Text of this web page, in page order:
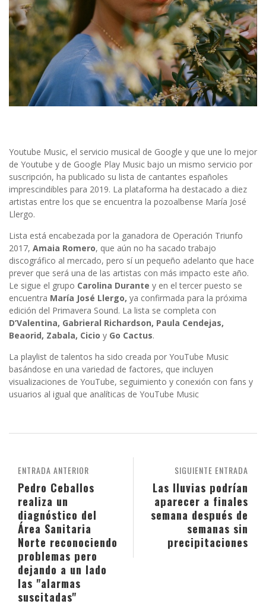
Youtube Music, el servicio musical de Google y que une lo mejor
de Youtube y de Google Play Music bajo un mismo servicio por
suscripción, ha publicado su lista de cantantes españoles
imprescindibles para 2019. La plataforma ha destacado a diez
artistas entre los que se encuentra la pozoalbense María José
Llergo.
Lista está encabezada por la ganadora de Operación Triunfo
2017, Amaia Romero, que aún no ha sacado trabajo
discográfico al mercado, pero sí un pequeño adelanto que hace
prever que será una de las artistas con más impacto este año.
Le sigue el grupo Carolina Durante y en el tercer puesto se
encuentra María José Llergo, ya confirmada para la próxima
edición del Primavera Sound. La lista se completa con
D’Valentina, Gabrieral Richardson, Paula Cendejas,
Beaorid, Zabala, Cicio y Go Cactus.
La playlist de talentos ha sido creada por YouTube Music
basándose en una variedad de factores, que incluyen
visualizaciones de YouTube, seguimiento y conexión con fans y
usuarios al igual que analíticas de YouTube Music
SIGUIENTE ENTRADA
Las lluvias podrían
aparecer a finales
semana después de
semanas sin
precipitaciones
ENTRADA ANTERIOR
Pedro Ceballos
realiza un
diagnóstico del
Área Sanitaria
Norte reconociendo
problemas pero
dejando a un lado
las "alarmas
suscitadas"